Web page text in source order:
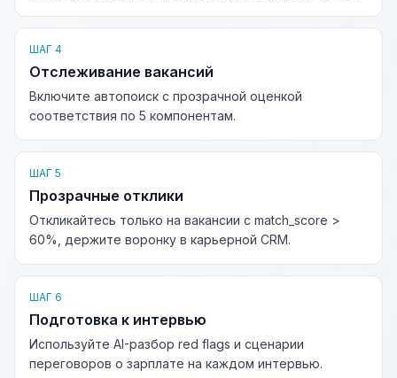
ШАГ 4
Отслеживание вакансий
Включите автопоиск с прозрачной оценкой
соответствия по 5 компонентам.
ШАГ 5
Прозрачные отклики
Откликайтесь только на вакансии с match_score >
60%, держите воронку в карьерной CRM.
ШАГ 6
Подготовка к интервью
Используйте AI-разбор red flags и сценарии
переговоров о зарплате на каждом интервью.